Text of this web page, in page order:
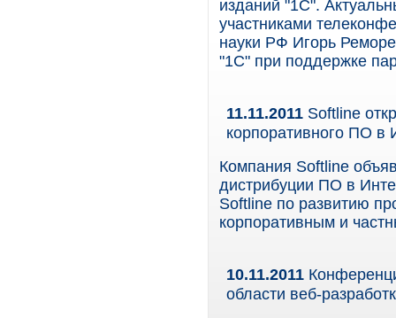
изданий "1С".
участниками
науки РФ Игорь
"1С" при поддержке
11.11.2011 Softline
корпоративного ПО в
Компания Softline
дистрибуции ПО в
Softline по развитию
корпоративным и
10.11.2011
области веб-